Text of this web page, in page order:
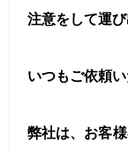
注意をして運
いつもご依頼
弊社は、お客